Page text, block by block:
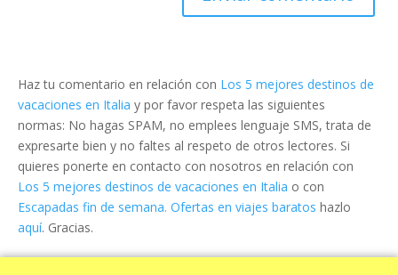
Haz tu comentario en relación con Los 5 mejores destinos de
vacaciones en Italia y por favor respeta las siguientes
normas: No hagas SPAM, no emplees lenguaje SMS, trata de
expresarte bien y no faltes al respeto de otros lectores. Si
quieres ponerte en contacto con nosotros en relación con
Los 5 mejores destinos de vacaciones en Italia o con
Escapadas fin de semana. Ofertas en viajes baratos hazlo
aquí. Gracias.